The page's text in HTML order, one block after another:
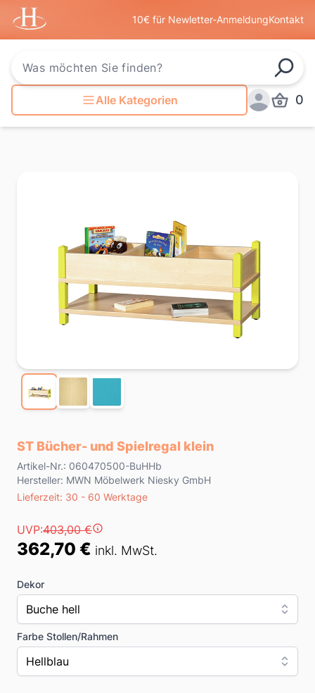
Startseite
10€ für Newletter-AnmeldungKontakt
Alle Kategorien
0
ST Bücher- und Spielregal klein
Product information
Artikel-Nr.: 060470500-BuHHb
Hersteller: MWN Möbelwerk Niesky GmbH
Lieferzeit
Lieferzeit: 30 - 60 Werktage
Preis
UVP:403,00 €
362,70 € inkl. MwSt.
Dekor
Buche hell
Farbe Stollen/Rahmen
Hellblau